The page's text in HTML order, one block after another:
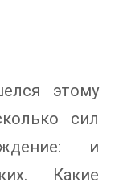
этому
сил
и
Какие